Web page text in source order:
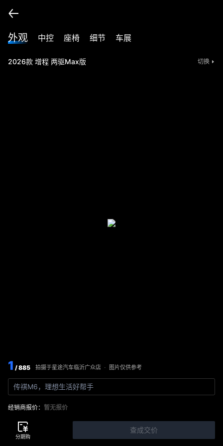
外观 中控 座椅 细节 车展
2026款 增程 两驱Max版 切换
1 / 885 拍摄于星途汽车临沂广众店 · 图片仅供参考
传祺M6，理想生活好帮手
经销商报价： 暂无报价
查成交价